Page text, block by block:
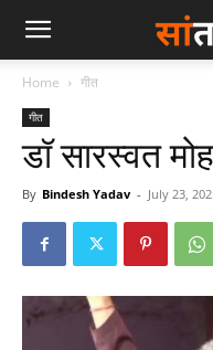
Home गीत
गीत
डॉ सारस्वत
By Bindesh Yadav - July 23,